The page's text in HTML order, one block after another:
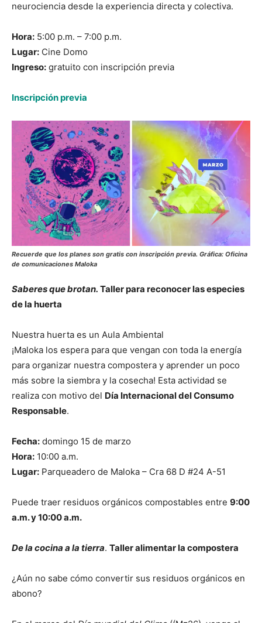
neurociencia desde la experiencia directa y colectiva.
Hora: 5:00 p.m. – 7:00 p.m.
Lugar: Cine Domo
Ingreso: gratuito con inscripción previa
Inscripción previa
Recuerde que los planes son gratis con inscripción previa. Gráfica: Oficina
de comunicaciones Maloka
Saberes que brotan. Taller para reconocer las especies
de la huerta
Nuestra huerta es un Aula Ambiental
¡Maloka los espera para que vengan con toda la energía
para organizar nuestra compostera y aprender un poco
más sobre la siembra y la cosecha! Esta actividad se
realiza con motivo del Día Internacional del Consumo
Responsable.
Fecha: domingo 15 de marzo
Hora: 10:00 a.m.
Lugar: Parqueadero de Maloka – Cra 68 D #24 A-51
Puede traer residuos orgánicos compostables entre 9:00
a.m. y 10:00 a.m.
De la cocina a la tierra. Taller alimentar la compostera
¿Aún no sabe cómo convertir sus residuos orgánicos en
abono?